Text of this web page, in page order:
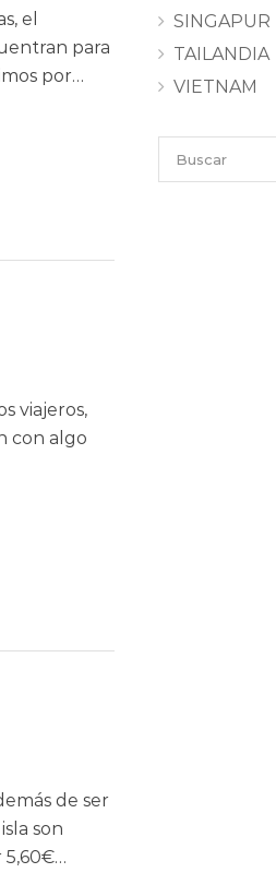
el
para
por…
viajeros,
con algo
de ser
son
5,60€…
SINGAPUR
TAILANDIA
VIETNAM